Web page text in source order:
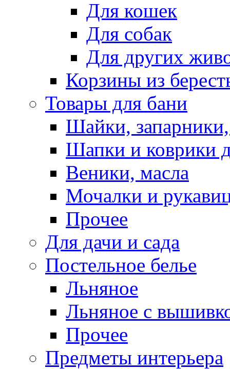
Для кошек
Для собак
Для других
Корзины из
Товары для бани
Шайки,
Шапки и коврики
Веники, масла
Мочалки и
Прочее
Для дачи и сада
Постельное белье
Льняное
Льняное с
Прочее
Предметы интерьера